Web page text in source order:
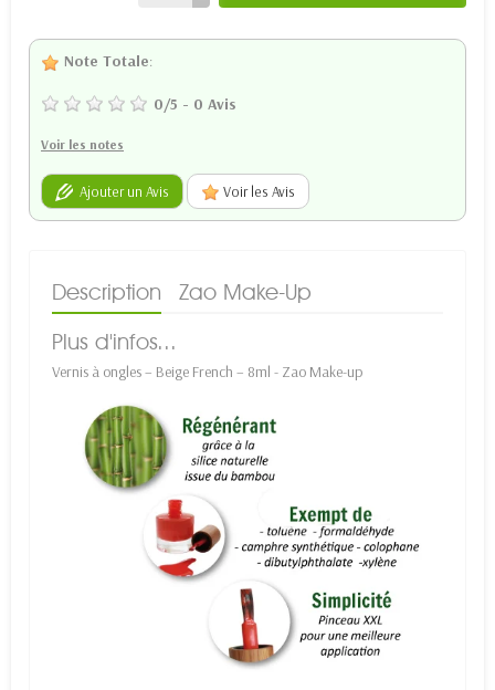
Note Totale:
0/5 - 0 Avis
Voir les notes
Ajouter un Avis Voir les Avis
Description
Zao Make-Up
Plus d'infos...
Vernis à ongles – Beige French – 8ml - Zao Make-up